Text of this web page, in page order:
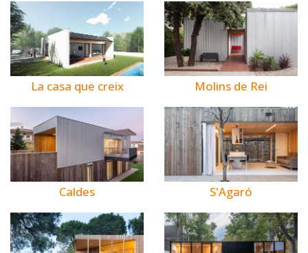
La casa que creix Molins de Rei
Caldes S'Agaró